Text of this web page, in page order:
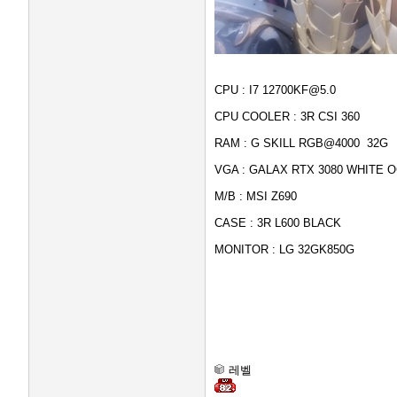
CPU : I7 12700KF@5.0
CPU COOLER : 3R CSI 360
RAM : G SKILL RGB@4000 32G
VGA : GALAX RTX 3080 WHITE
M/B : MSI Z690
CASE : 3R L600 BLACK
MONITOR : LG 32GK850G
레벨